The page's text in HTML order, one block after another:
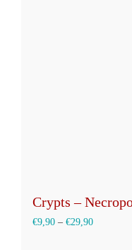
Crypts –
€9,90 – €29,90